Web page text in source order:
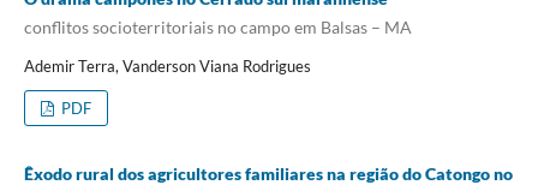
conflitos socioterritoriais no campo em Balsas – MA
Ademir Terra, Vanderson Viana Rodrigues
PDF
Êxodo rural dos agricultores familiares na região do Catongo no